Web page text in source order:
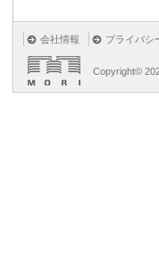
会社情報 プライバシ
Copyright©